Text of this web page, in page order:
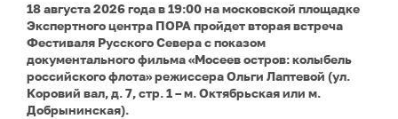
18 августа 2026 года в 19:00 на московской площадке
Экспертного центра ПОРА пройдет вторая встреча
Фестиваля Русского Севера с показом
документального фильма «Мосеев остров: колыбель
российского флота» режиссера Ольги Лаптевой (ул.
Коровий вал, д. 7, стр. 1 – м. Октябрьская или м.
Добрынинская).